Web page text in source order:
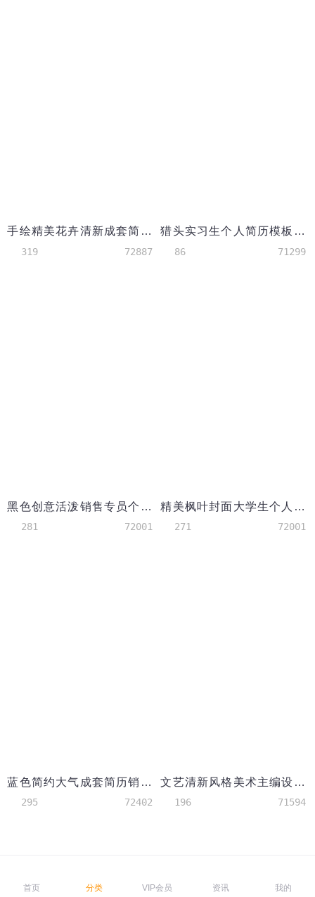
手绘精美花卉清新成套简历销售主管个人简历模板
319 72887
猎头实习生个人简历模板（有技能证书）
86 71299
黑色创意活泼销售专员个人简历模板
281 72001
精美枫叶封面大学生个人简历Word模板
271 72001
蓝色简约大气成套简历销售主管个人简历模板
295 72402
文艺清新风格美术主编设计简历模板
196 71594
首页 分类 VIP会员 资讯 我的